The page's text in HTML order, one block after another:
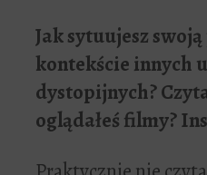
Jak sytuujesz swoją
kontekście innych
dystopijnych?
oglądałeśfilmy?